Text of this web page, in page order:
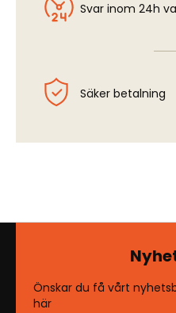
Svar inom 24h
Säker betalning
Önskar du få vårt
här